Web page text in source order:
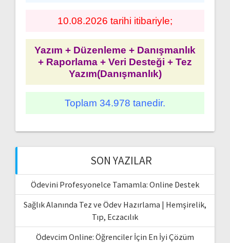
10.08.2026 tarihi itibariyle;
Yazım + Düzenleme + Danışmanlık
+ Raporlama + Veri Desteği + Tez
Yazım(Danışmanlık)
Toplam 34.978 tanedir.
SON YAZILAR
Ödevini Profesyonelce Tamamla: Online Destek
Sağlık Alanında Tez ve Ödev Hazırlama | Hemşirelik,
Tıp, Eczacılık
Ödevcim Online: Öğrenciler İçin En İyi Çözüm